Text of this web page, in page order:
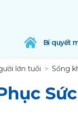
Bí quyết
lớn tuổi Sống